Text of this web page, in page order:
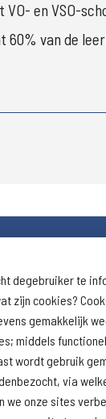
degebruiker te
zijn cookies?
gemakkelijk
middels
wordt gebruik
via
onze sites
en VSO-
60% van de